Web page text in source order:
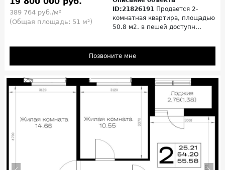
389 764 руб./м²
(Общая площадь: 51 м²)
ID:21826191 Продается 2-
комнатная квартира, площадью
50.8 м2. в пешей доступн...
Позвоните мне